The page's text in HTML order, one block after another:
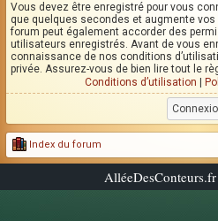
Vous devez être enregistré pour vous
que quelques secondes et augmente vos
forum peut également accorder des
utilisateurs enregistrés. Avant de vous
connaissance de nos conditions
privée. Assurez-vous de bien lire tout le
Conditions d’utilisation
Index du forum